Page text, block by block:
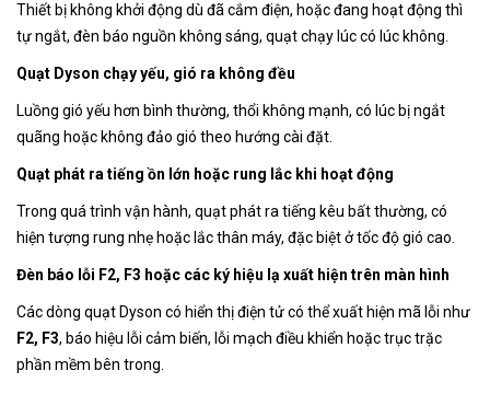
Thiết bị không khởi động dù đã cắm điện, hoặc đang hoạt động thì
tự ngắt, đèn báo nguồn không sáng, quạt chạy lúc có lúc không.
Quạt Dyson chạy yếu, gió ra không đều
Luồng gió yếu hơn bình thường, thổi không mạnh, có lúc bị ngắt
quãng hoặc không đảo gió theo hướng cài đặt.
Quạt phát ra tiếng ồn lớn hoặc rung lắc khi hoạt động
Trong quá trình vận hành, quạt phát ra tiếng kêu bất thường, có
hiện tượng rung nhẹ hoặc lắc thân máy, đặc biệt ở tốc độ gió cao.
Đèn báo lỗi F2, F3 hoặc các ký hiệu lạ xuất hiện trên màn hình
Các dòng quạt Dyson có hiển thị điện tử có thể xuất hiện mã lỗi như
F2, F3, báo hiệu lỗi cảm biến, lỗi mạch điều khiển hoặc trục trặc
phần mềm bên trong.